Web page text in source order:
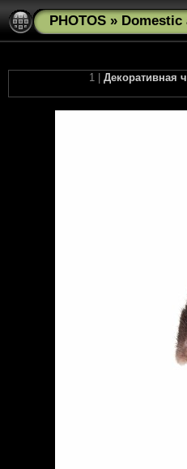
PHOTOS » Domestic
1 | Декоративная